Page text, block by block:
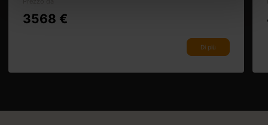
3568 €
Di più